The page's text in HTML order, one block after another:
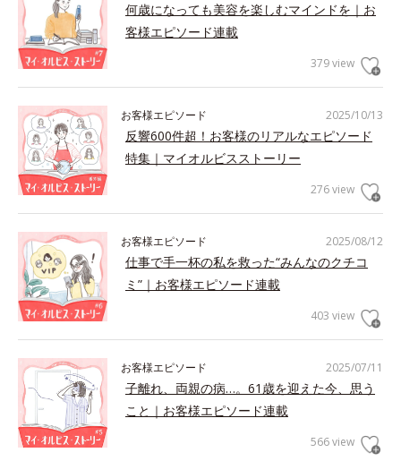
何歳になっても美容を楽しむマインドを｜お
客様エピソード連載
379 view
2025/10/13
お客様エピソード
反響600件超！お客様のリアルなエピソード
特集｜マイオルビスストーリー
276 view
2025/08/12
お客様エピソード
仕事で手一杯の私を救った“みんなのクチコ
ミ”｜お客様エピソード連載
403 view
2025/07/11
お客様エピソード
子離れ、両親の病…。61歳を迎えた今、思う
こと｜お客様エピソード連載
566 view